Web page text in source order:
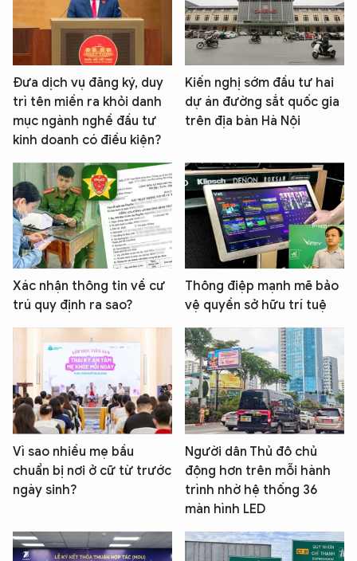
Đưa dịch vụ đăng ký, duy
trì tên miền ra khỏi danh
mục ngành nghề đầu tư
kinh doanh có điều kiện?
Kiến nghị sớm đầu tư hai
dự án đường sắt quốc gia
trên địa bàn Hà Nội
Xác nhận thông tin về cư
trú quy định ra sao?
Thông điệp mạnh mẽ bảo
vệ quyền sở hữu trí tuệ
Vì sao nhiều mẹ bầu
chuẩn bị nơi ở cữ từ trước
ngày sinh?
Người dân Thủ đô chủ
động hơn trên mỗi hành
trình nhờ hệ thống 36
màn hình LED